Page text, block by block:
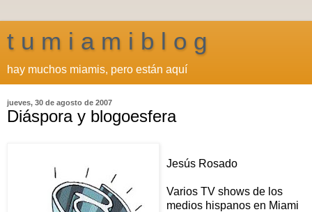
t u m i a m i b l o g
hay muchos miamis, pero están aquí
jueves, 30 de agosto de 2007
Diáspora y blogoesfera
Jesús Rosado
Varios TV shows de los
medios hispanos en Miami